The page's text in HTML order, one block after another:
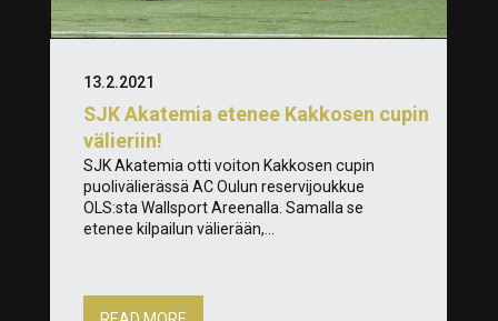
SJK Akatemia etenee Kakkosen cupin
välieriin!
13.2.2021
SJK Akatemia otti voiton Kakkosen cupin
puolivälierässä AC Oulun reservijoukkue
OLS:sta Wallsport Areenalla. Samalla se
etenee kilpailun välierään,...